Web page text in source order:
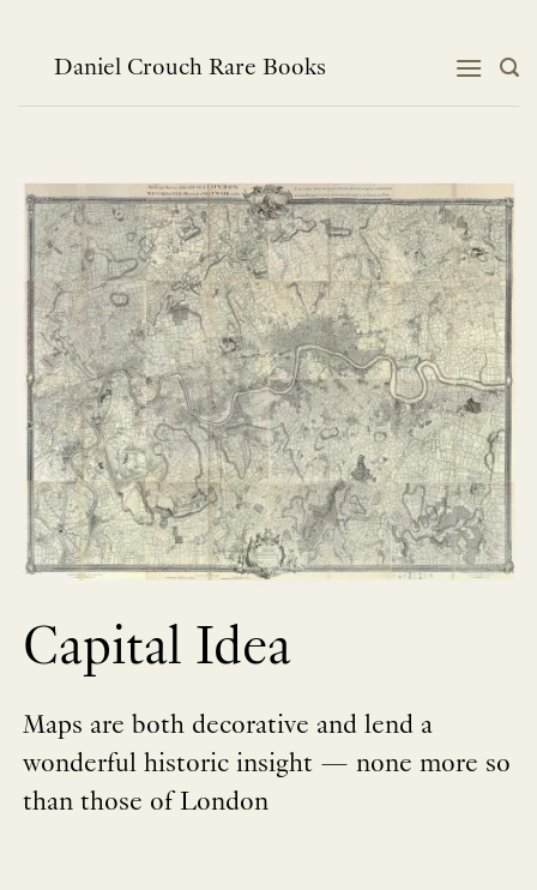
Daniel Crouch Rare Books
Capital Idea
Maps are both decorative and lend a
wonderful historic insight — none more so
than those of London